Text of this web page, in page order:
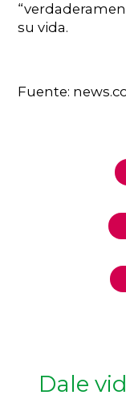
su vida.
Fuente:
Dale